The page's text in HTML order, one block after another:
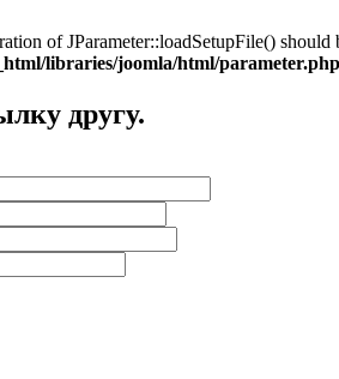
of JParameter::loadSetupFile()
libraries/joomla/html/parameter.php
другу.